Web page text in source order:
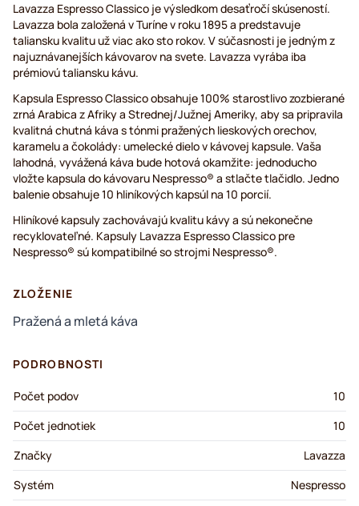
Lavazza Espresso Classico je výsledkom desaťročí skúseností.
Lavazza bola založená v Turíne v roku 1895 a predstavuje
taliansku kvalitu už viac ako sto rokov. V súčasnosti je jedným z
najuznávanejších kávovarov na svete. Lavazza vyrába iba
prémiovú taliansku kávu.
Kapsula Espresso Classico obsahuje 100% starostlivo zozbierané
zrná Arabica z Afriky a Strednej/Južnej Ameriky, aby sa pripravila
kvalitná chutná káva s tónmi pražených lieskových orechov,
karamelu a čokolády: umelecké dielo v kávovej kapsule. Vaša
lahodná, vyvážená káva bude hotová okamžite: jednoducho
vložte kapsula do kávovaru Nespresso® a stlačte tlačidlo. Jedno
balenie obsahuje 10 hliníkových kapsúl na 10 porcií.
Hliníkové kapsuly zachovávajú kvalitu kávy a sú nekonečne
recyklovateľné. Kapsuly Lavazza Espresso Classico pre
Nespresso® sú kompatibilné so strojmi Nespresso®.
ZLOŽENIE
Pražená a mletá káva
PODROBNOSTI
Počet podov
10
Počet jednotiek
10
Značky
Lavazza
Systém
Nespresso